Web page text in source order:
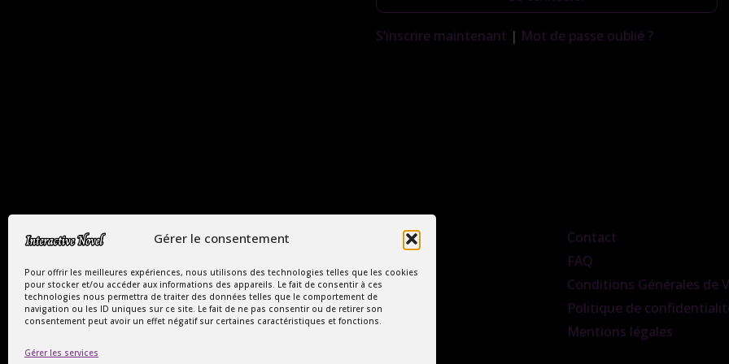
Gérer le consentement
Pour offrir les meilleures expériences, nous utilisons des technologies telles que les cookies
pour stocker et/ou accéder aux informations des appareils. Le fait de consentir à ces
technologies nous permettra de traiter des données telles que le comportement de
navigation ou les ID uniques sur ce site. Le fait de ne pas consentir ou de retirer son
consentement peut avoir un effet négatif sur certaines caractéristiques et fonctions.
Gérer les services
S’inscrire maintenant | Mot de passe oublié ?
Copyright Interactive Novel © 2026
SIREN : 107535668
Contact
FAQ
Conditions Générales de
Politique de
Mentions légales